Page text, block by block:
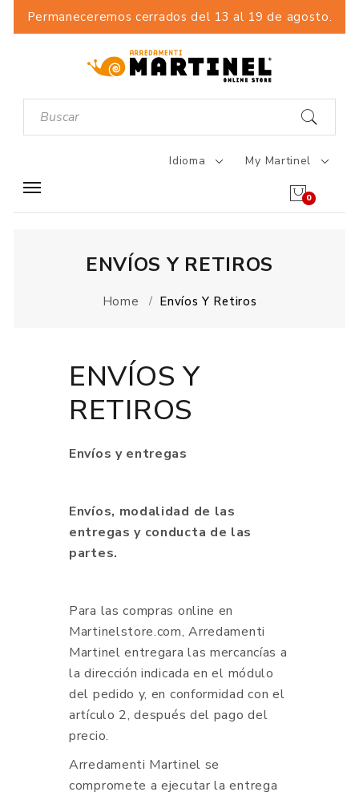
Permaneceremos cerrados del 13 al 19 de agosto.
Idioma My Martinel
0
ENVÍOS Y RETIROS
Home Envíos Y Retiros
ENVÍOS Y
RETIROS
Envíos y entregas
Envíos, modalidad de las
entregas y conducta de las
partes.
Para las compras online en
Martinelstore.com, Arredamenti
Martinel entregara las mercancías a
la dirección indicada en el módulo
del pedido y, en conformidad con el
artículo 2, después del pago del
precio.
Arredamenti Martinel se
compromete a ejecutar la entrega